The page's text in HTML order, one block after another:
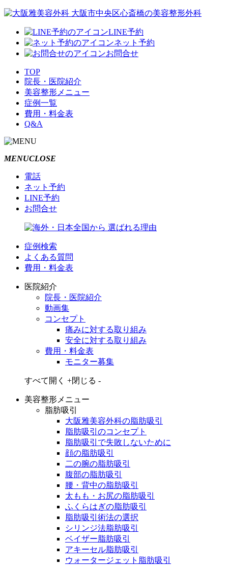
LINE予約
ネット予約
お問合せ
TOP
院長・医院紹介
美容整形メニュー
症例一覧
費用・料金表
Q&A
MENUCLOSE
電話
ネット予約
LINE予約
お問合せ
症例検索
よくある質問
費用・料金表
医院紹介
院長・医院紹介
動画集
コンセプト
痛みに対する取り組み
安全に対する取り組み
費用・料金表
モニター募集
すべて開く +閉じる -
美容整形メニュー
脂肪吸引
大阪雅美容外科の脂肪吸引
脂肪吸引のコンセプト
脂肪吸引で失敗しないために
顔の脂肪吸引
二の腕の脂肪吸引
腹部の脂肪吸引
腰・背中の脂肪吸引
太もも・お尻の脂肪吸引
ふくらはぎの脂肪吸引
脂肪吸引術法の選択
シリンジ法脂肪吸引
ベイザー脂肪吸引
アキーセル脂肪吸引
ウォータージェット脂肪吸引